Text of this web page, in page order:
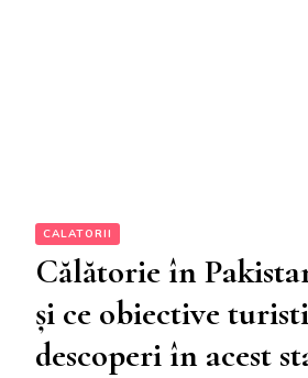
CALATORII
Călătorie în
și ce obiective
descoperi în acest